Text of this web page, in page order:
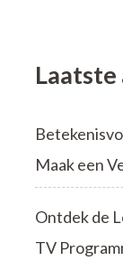
Maak een
Ontdek de
TV